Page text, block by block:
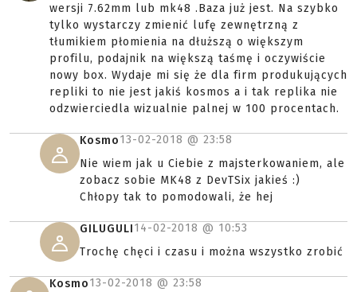
wersji 7.62mm lub mk48 .Baza już jest. Na szybko
tylko wystarczy zmienić lufę zewnętrzną z
tłumikiem płomienia na dłuższą o większym
profilu, podajnik na większą taśmę i oczywiście
nowy box. Wydaje mi się że dla firm produkujących
repliki to nie jest jakiś kosmos a i tak replika nie
odzwierciedla wizualnie palnej w 100 procentach.
Kosmo13-02-2018 @ 23:58
Nie wiem jak u Ciebie z majsterkowaniem, ale
zobacz sobie MK48 z DevTSix jakieś :)
Chłopy tak to pomodowali, że hej
GILUGULI14-02-2018 @ 10:53
Trochę chęci i czasu i można wszystko zrobić
Kosmo13-02-2018 @ 23:58